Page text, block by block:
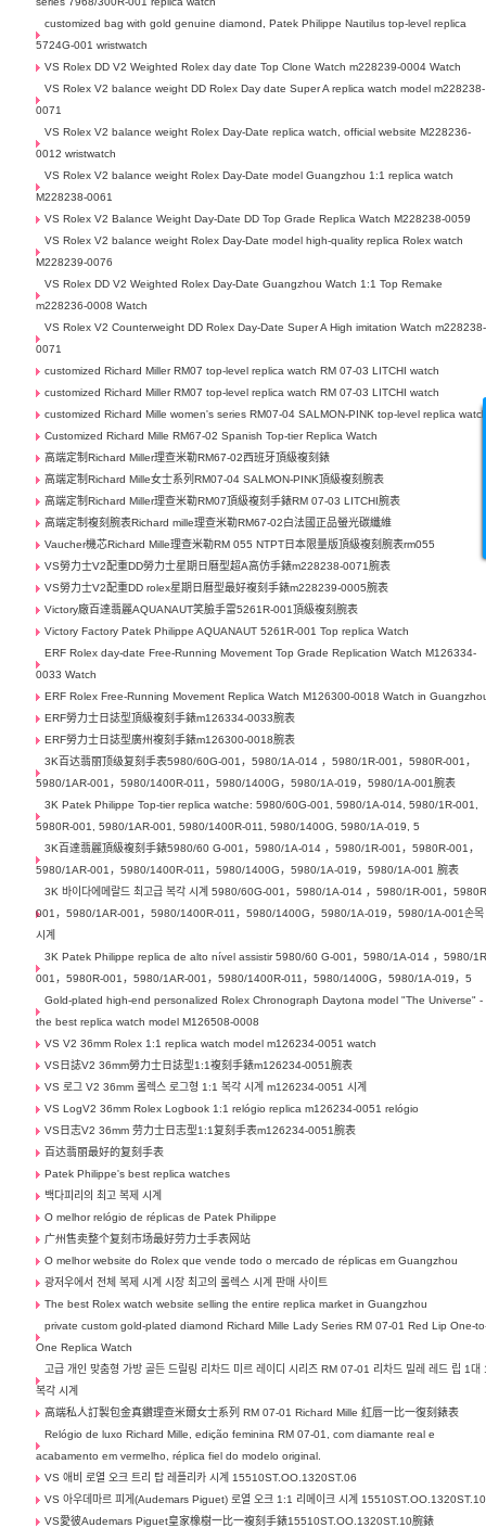
customized bag with gold genuine diamond, Patek Philippe Nautilus top-level replica
5724G-001 wristwatch
VS Rolex DD V2 Weighted Rolex day date Top Clone Watch m228239-0004 Watch
VS Rolex V2 balance weight DD Rolex Day date Super A replica watch model m228238-
0071
VS Rolex V2 balance weight Rolex Day-Date replica watch, official website M228236-
0012 wristwatch
VS Rolex V2 balance weight Rolex Day-Date model Guangzhou 1:1 replica watch
M228238-0061
VS Rolex V2 Balance Weight Day-Date DD Top Grade Replica Watch M228238-0059
VS Rolex V2 balance weight Rolex Day-Date model high-quality replica Rolex watch
M228239-0076
VS Rolex DD V2 Weighted Rolex Day-Date Guangzhou Watch 1:1 Top Remake
m228236-0008 Watch
VS Rolex V2 Counterweight DD Rolex Day-Date Super A High imitation Watch m228238-
0071
customized Richard Miller RM07 top-level replica watch RM 07-03 LITCHI watch
customized Richard Miller RM07 top-level replica watch RM 07-03 LITCHI watch
customized Richard Mille women's series RM07-04 SALMON-PINK top-level replica
Customized Richard Mille RM67-02 Spanish Top-tier Replica Watch
高端定制Richard Miller理查米勒RM67-02西班牙頂級複刻錶
高端定制Richard Mille女士系列RM07-04 SALMON-PINK頂級複刻腕表
高端定制Richard Miller理查米勒RM07頂級複刻手錶RM 07-03 LITCHI腕表
高端定制複刻腕表Richard mille理查米勒RM67-02白法國正品螢光碳纖維
Vaucher機芯Richard Mille理查米勒RM 055 NTPT日本限量版頂級複刻腕表rm055
VS勞力士V2配重DD勞力士星期日曆型超A高仿手錶m228238-0071腕表
VS勞力士V2配重DD rolex星期日曆型最好複刻手錶m228239-0005腕表
Victory廠百達翡麗AQUANAUT笑臉手雷5261R-001頂級複刻腕表
Victory Factory Patek Philippe AQUANAUT 5261R-001 Top replica Watch
ERF Rolex day-date Free-Running Movement Top Grade Replication Watch M126334-
0033 Watch
ERF Rolex Free-Running Movement Replica Watch M126300-0018 Watch in
ERF勞力士日誌型頂級複刻手錶m126334-0033腕表
ERF勞力士日誌型廣州複刻手錶m126300-0018腕表
3K百达翡丽顶级复刻手表5980/60G-001，5980/1A-014 ，5980/1R-001，5980R-001，
5980/1AR-001，5980/1400R-011，5980/1400G，5980/1A-019，5980/1A-001腕表
3K Patek Philippe Top-tier replica watche: 5980/60G-001, 5980/1A-014, 5980/1R-001,
5980R-001, 5980/1AR-001, 5980/1400R-011, 5980/1400G, 5980/1A-019, 5
3K百達翡麗頂級複刻手錶5980/60 G-001，5980/1A-014 ，5980/1R-001，5980R-001，
5980/1AR-001，5980/1400R-011，5980/1400G，5980/1A-019，5980/1A-001 腕表
3K 바이다에메랄드 최고급 복각 시계 5980/60G-001，5980/1A-014 ，5980/1R-001，
001，5980/1AR-001，5980/1400R-011，5980/1400G，5980/1A-019，5980/1A-001손목
시계
3K Patek Philippe replica de alto nível assistir 5980/60 G-001，5980/1A-014 ，5980/
001，5980R-001，5980/1AR-001，5980/1400R-011，5980/1400G，5980/1A-019，5
Gold-plated high-end personalized Rolex Chronograph Daytona model "The Universe" -
the best replica watch model M126508-0008
VS V2 36mm Rolex 1:1 replica watch model m126234-0051 watch
VS日誌V2 36mm勞力士日誌型1:1複刻手錶m126234-0051腕表
VS 로그 V2 36mm 롤렉스 로그형 1:1 복각 시계 m126234-0051 시계
VS LogV2 36mm Rolex Logbook 1:1 relógio replica m126234-0051 relógio
VS日志V2 36mm 劳力士日志型1:1复刻手表m126234-0051腕表
百达翡丽最好的复刻手表
Patek Philippe's best replica watches
백다피리의 최고 복제 시계
O melhor relógio de réplicas de Patek Philippe
广州售卖整个复刻市场最好劳力士手表网站
O melhor website do Rolex que vende todo o mercado de réplicas em Guangzhou
광저우에서 전체 복제 시계 시장 최고의 롤렉스 시계 판매 사이트
The best Rolex watch website selling the entire replica market in Guangzhou
private custom gold-plated diamond Richard Mille Lady Series RM 07-01 Red Lip One-
One Replica Watch
고급 개인 맞춤형 가방 골든 드릴링 리차드 미르 레이디 시리즈 RM 07-01 리차드 밀레 레드 립 1대
복각 시계
高端私人訂製包金真鑽理查米爾女士系列 RM 07-01 Richard Mille 紅唇一比一復刻錶表
Relógio de luxo Richard Mille, edição feminina RM 07-01, com diamante real e
acabamento em vermelho, réplica fiel do modelo original.
VS 애비 로열 오크 트리 탑 레플리카 시계 15510ST.OO.1320ST.06
VS 아우데마르 피게(Audemars Piguet) 로열 오크 1:1 리메이크 시계 15510ST.OO.1320ST.10
VS愛彼Audemars Piguet皇家橡樹一比一複刻手錶15510ST.OO.1320ST.10腕錶